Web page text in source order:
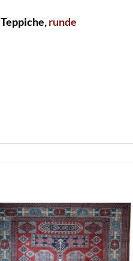
Teppiche,runde